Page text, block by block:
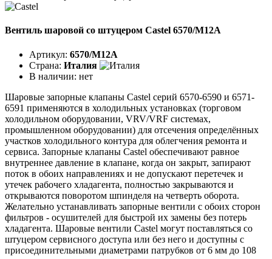
Вентиль шаровой со штуцером Castel 6570/M12A
Артикул: 6570/M12A
Страна: Италия
В наличии: нет
Шаровые запорные клапаны Castel серий 6570-6590 и 6571-
6591 применяются в холодильных установках (торговом
холодильном оборудовании, VRV/VRF системах,
промышленном оборудовании) для отсечения определённых
участков холодильного контура для облегчения ремонта и
сервиса. Запорные клапаны Castel обеспечивают равное
внутреннее давление в клапане, когда он закрыт, запирают
поток в обоих направлениях и не допускают перетечек и
утечек рабочего хладагента, полностью закрываются и
открываются поворотом шпинделя на четверть оборота.
Желательно устанавливать запорные вентили с обоих сторон
фильтров - осушителей для быстрой их замены без потерь
хладагента. Шаровые вентили Castel могут поставляться со
штуцером сервисного доступа или без него и доступны с
присоединительными диаметрами патрубков от 6 мм до 108